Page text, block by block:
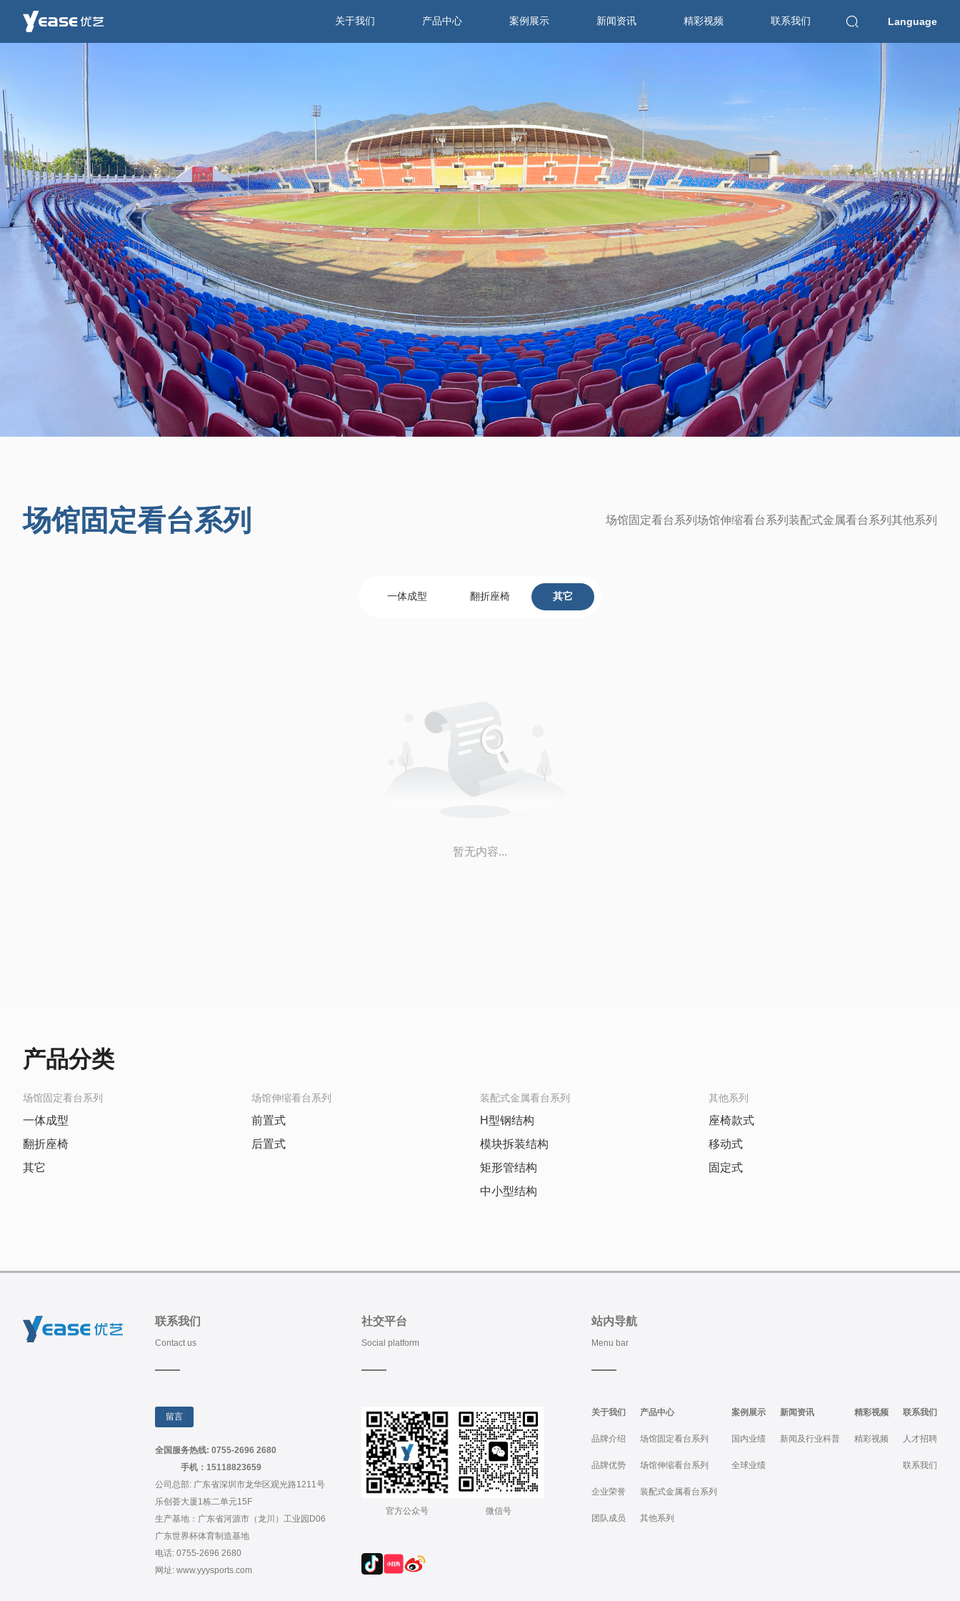
关于我们 产品中心 案例展示 新闻资讯 精彩视频 联系我们 Language
场馆固定看台系列 场馆固定看台系列 场馆伸缩看台系列 装配式金属看台系列 其他系列
一体成型 翻折座椅 其它
暂无内容...
产品分类
场馆固定看台系列
一体成型
翻折座椅
其它
场馆伸缩看台系列
前置式
后置式
装配式金属看台系列
H型钢结构
模块拆装结构
矩形管结构
中小型结构
其他系列
座椅款式
移动式
固定式
联系我们
Contact us
留言
全国服务热线: 0755-2696 2680
手机：15118823659
公司总部: 广东省深圳市龙华区观光路1211号
乐创荟大厦1栋二单元15F
生产基地：广东省河源市（龙川）工业园D06
广东世界杯体育制造基地
电话: 0755-2696 2680
网址: www.yyysports.com
社交平台
Social platform
官方公众号 微信号
站内导航
Menu bar
关于我们
品牌介绍
品牌优势
企业荣誉
团队成员
产品中心
场馆固定看台系列
场馆伸缩看台系列
装配式金属看台系列
其他系列
案例展示
国内业绩
全球业绩
新闻资讯
新闻及行业科普
精彩视频
精彩视频
联系我们
人才招聘
联系我们